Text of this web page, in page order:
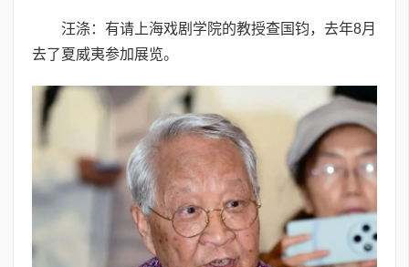
汪涤：有请上海戏剧学院的教授查国钧，去年8月
去了夏威夷参加展览。